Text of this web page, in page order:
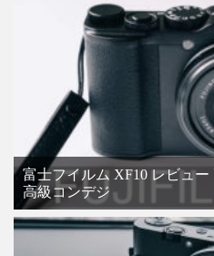
富士フイルム XF10 レビュ
高級コンデジ